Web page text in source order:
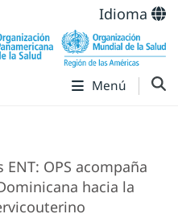
Idioma
Menú
OPS acompaña
hacia la